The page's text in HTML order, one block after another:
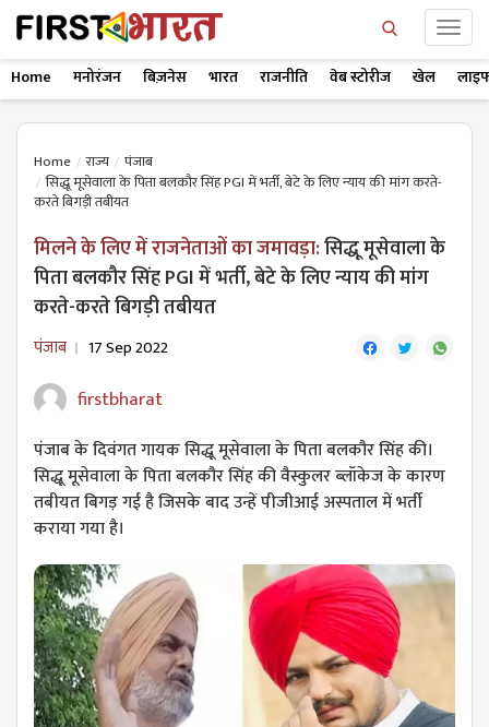
Home मनोरंजन बिज़नेस भारत राजनीति वेब स्टोरीज खेल
Home राज्य
पंजाब
सिद्धू मूसेवाला के पिता बलकौर सिंह PGI में भर्ती, बेटे के लिए न्याय की मांग करते-
करते बिगड़ी तबीयत
मिलने के लिए में राजनेताओं का जमावड़ा:सिद्धू मूसेवाला के
पिता बलकौर सिंह PGI में भर्ती, बेटे के लिए न्याय की मांग
करते-करते बिगड़ी तबीयत
पंजाब 17 Sep 2022
firstbharat
पंजाब के दिवंगत गायक सिद्धू मूसेवाला के पिता बलकौर सिंह की।
सिद्धू मूसेवाला के पिता बलकौर सिंह की वैस्कुलर ब्लॉकेज के कारण
तबीयत बिगड़ गई है जिसके बाद उन्हें पीजीआई अस्पताल में भर्ती
कराया गया है।